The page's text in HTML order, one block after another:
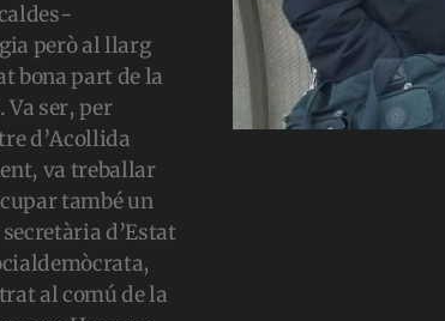
però al llarg
bona part de la
Va ser, per
d’Acollida
va treballar
també un
d’Estat
al comú de la